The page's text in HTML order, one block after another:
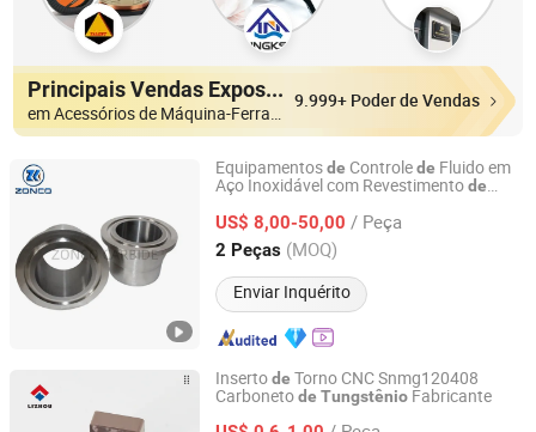
Principais Vendas Expositores
em Acessórios de Máquina-Ferramenta
9.999+ Poder de Vendas
Equipamentosde Controlede Fluido em
Aço Inoxidável com Revestimentode
US$ 8,00-50,00 / Peça
2 Peças (MOQ)
Enviar Inquérito
Zhuzhou Zonco Sinotech Wear-resistant Material Co., Ltd.
Hunan, China Desde 2021
Insertode Torno CNC Snmg120408
Carbonetode Tungstênio Fabricante
Zhuzhou Lizhou Cemented Carbide Co., Ltd.